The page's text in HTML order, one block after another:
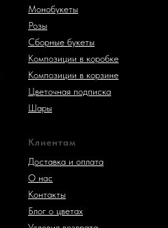
Монобукеты
Розы
Сборные букеты
Композиции в коробке
Композиции в корзине
Цветочная подписка
Шары
Клиентам
Доставка и оплата
О нас
Контакты
Блог о цветах